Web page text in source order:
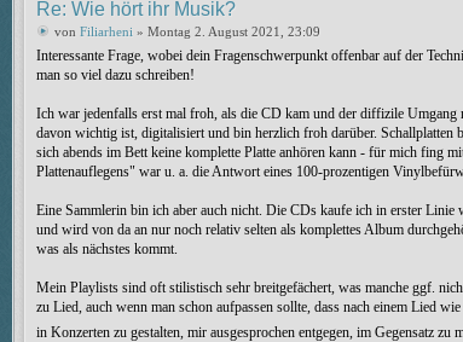
Re: Wie hört ihr Musik?
von Filiarheni » Montag 2. August 2021, 23:09
Interessante Frage, wobei dein Fragenschwerpunkt offenbar auf der
man so viel dazu schreiben!
Ich war jedenfalls erst mal froh, als die CD kam und der diffizile Umgang
davon wichtig ist, digitalisiert und bin herzlich froh darüber. Schallplatten
sich abends im Bett keine komplette Platte anhören kann - für mich fing
Plattenauflegens" war u. a. die Antwort eines 100-prozentigen
Eine Sammlerin bin ich aber auch nicht. Die CDs kaufe ich in erster
und wird von da an nur noch relativ selten als komplettes Album
was als nächstes kommt.
Mein Playlists sind oft stilistisch sehr breitgefächert, was manche ggf.
zu Lied, auch wenn man schon aufpassen sollte, dass nach einem Lied
in Konzerten zu gestalten, mir ausgesprochen entgegen, im Gegensatz